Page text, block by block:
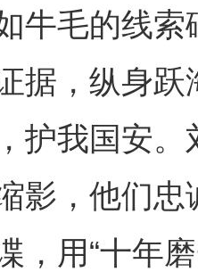
牛毛的线
据，纵身
护我国安
影，他们
，用“十年